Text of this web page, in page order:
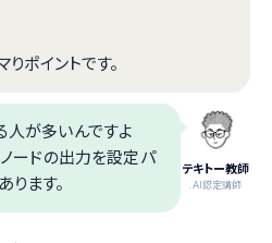
ポイントです。
テキトー教師
.AI認定講師
人が多いんですよ
ノードの出力を設定パ
ます。